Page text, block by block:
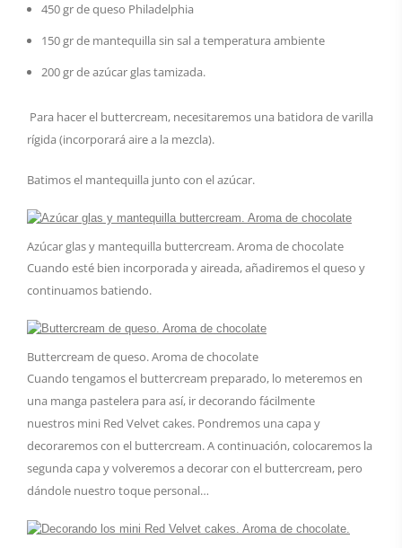
450 gr de queso Philadelphia
150 gr de mantequilla sin sal a temperatura ambiente
200 gr de azúcar glas tamizada.
Para hacer el buttercream, necesitaremos una batidora de varilla
rígida (incorporará aire a la mezcla).
Batimos el mantequilla junto con el azúcar.
Azúcar glas y mantequilla buttercream. Aroma de chocolate
Cuando esté bien incorporada y aireada, añadiremos el queso y
continuamos batiendo.
Buttercream de queso. Aroma de chocolate
Cuando tengamos el buttercream preparado, lo meteremos en
una manga pastelera para así, ir decorando fácilmente
nuestros mini Red Velvet cakes. Pondremos una capa y
decoraremos con el buttercream. A continuación, colocaremos la
segunda capa y volveremos a decorar con el buttercream, pero
dándole nuestro toque personal…